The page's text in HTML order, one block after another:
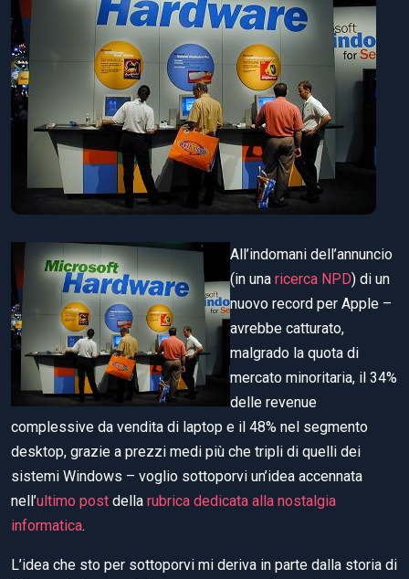
All’indomani dell’annuncio
(in una ricerca NPD) di un
nuovo record per Apple –
avrebbe catturato,
malgrado la quota di
mercato minoritaria, il 34%
delle revenue
complessive da vendita di laptop e il 48% nel segmento
desktop, grazie a prezzi medi più che tripli di quelli dei
sistemi Windows – voglio sottoporvi un’idea accennata
nell’ultimo post della rubrica dedicata alla nostalgia
informatica.
L’idea che sto per sottoporvi mi deriva in parte dalla storia di